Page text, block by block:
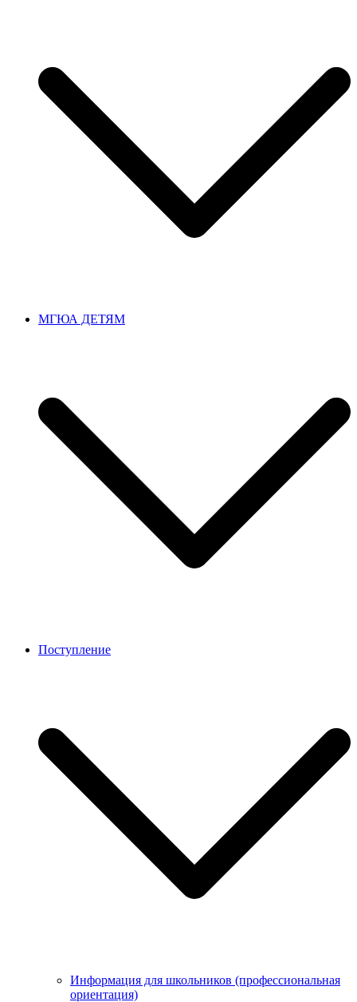
МГЮА ДЕТЯМ
Поступление
Информация для школьников (профессиональная
ориентация)